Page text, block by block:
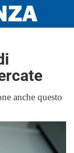
anche questo